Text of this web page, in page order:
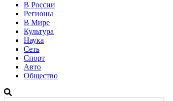
В России
Регионы
В Мире
Культура
Наука
Сеть
Спорт
Авто
Общество